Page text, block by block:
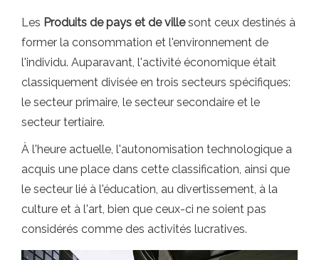
Les Produits de pays et de villesont ceux destinés à
former la consommation et l'environnement de
l'individu. Auparavant, l'activité économique était
classiquement divisée en trois secteurs spécifiques:
le secteur primaire, le secteur secondaire et le
secteur tertiaire.
À l'heure actuelle, l'autonomisation technologique a
acquis une place dans cette classification, ainsi que
le secteur lié à l'éducation, au divertissement, à la
culture et à l'art, bien que ceux-ci ne soient pas
considérés comme des activités lucratives.